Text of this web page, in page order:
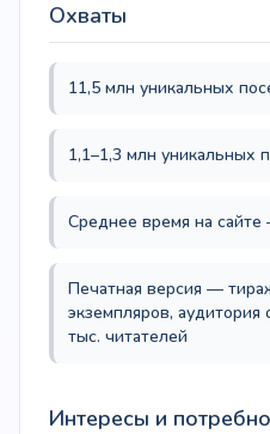
Охваты
11,5 млн уникальных
1,1–1,3 млн уникальных
Среднее время на
Печатная версия —
экземпляров,
тыс. читателей
Интересы и